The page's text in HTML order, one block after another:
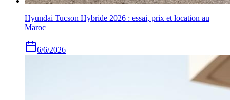
Hyundai Tucson Hybride 2026 : essai, prix et location au
Maroc
6/6/2026